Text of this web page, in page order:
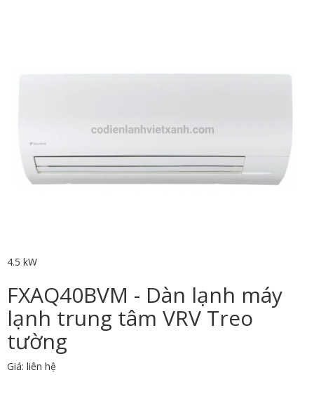
4.5 kW
FXAQ40BVM - Dàn lạnh máy
lạnh trung tâm VRV Treo
tường
Giá: liên hệ